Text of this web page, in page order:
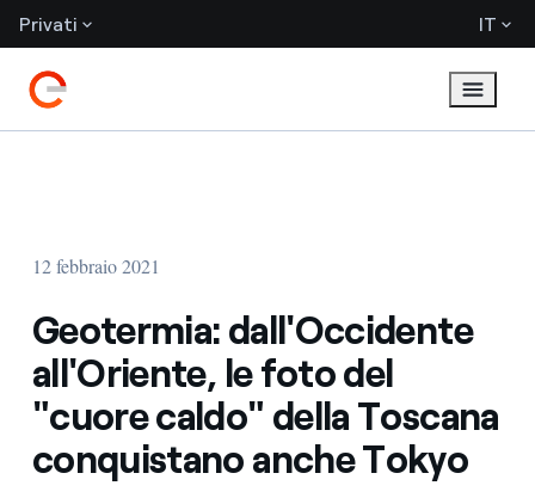
Privati IT
12 febbraio 2021
Geotermia: dall'Occidente
all'Oriente, le foto del
"cuore caldo" della Toscana
conquistano anche Tokyo